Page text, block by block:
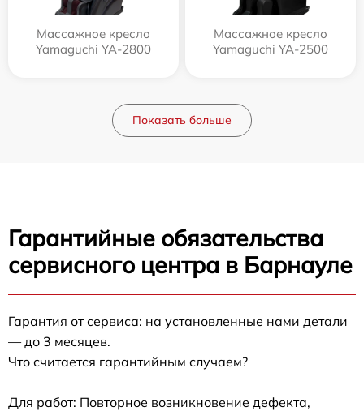
Массажное кресло
Yamaguchi YA-2800
Массажное кресло
Yamaguchi YA-2500
Показать больше
Гарантийные обязательства
сервисного центра в Барнауле
Гарантия от сервиса: на установленные нами детали
— до 3 месяцев.
Что считается гарантийным случаем?
Для работ: Повторное возникновение дефекта,